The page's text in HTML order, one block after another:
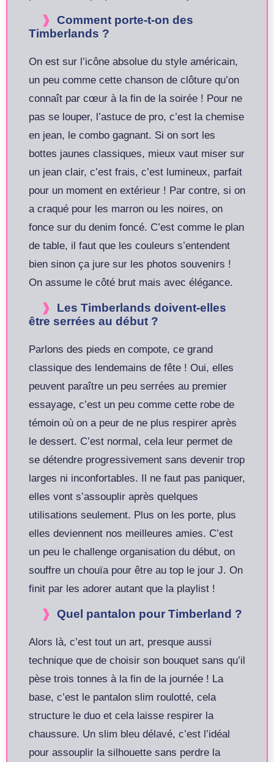
Comment porte-t-on des
Timberlands ?
On est sur l’icône absolue du style américain,
un peu comme cette chanson de clôture qu’on
connaît par cœur à la fin de la soirée ! Pour ne
pas se louper, l’astuce de pro, c’est la chemise
en jean, le combo gagnant. Si on sort les
bottes jaunes classiques, mieux vaut miser sur
un jean clair, c’est frais, c’est lumineux, parfait
pour un moment en extérieur ! Par contre, si on
a craqué pour les marron ou les noires, on
fonce sur du denim foncé. C’est comme le plan
de table, il faut que les couleurs s’entendent
bien sinon ça jure sur les photos souvenirs !
On assume le côté brut mais avec élégance.
Les Timberlands doivent-elles
être serrées au début ?
Parlons des pieds en compote, ce grand
classique des lendemains de fête ! Oui, elles
peuvent paraître un peu serrées au premier
essayage, c’est un peu comme cette robe de
témoin où on a peur de ne plus respirer après
le dessert. C’est normal, cela leur permet de
se détendre progressivement sans devenir trop
larges ni inconfortables. Il ne faut pas paniquer,
elles vont s’assouplir après quelques
utilisations seulement. Plus on les porte, plus
elles deviennent nos meilleures amies. C’est
un peu le challenge organisation du début, on
souffre un chouïa pour être au top le jour J. On
finit par les adorer autant que la playlist !
Quel pantalon pour Timberland ?
Alors là, c’est tout un art, presque aussi
technique que de choisir son bouquet sans qu’il
pèse trois tonnes à la fin de la journée ! La
base, c’est le pantalon slim roulotté, cela
structure le duo et cela laisse respirer la
chaussure. Un slim bleu délavé, c’est l’idéal
pour assouplir la silhouette sans perdre la